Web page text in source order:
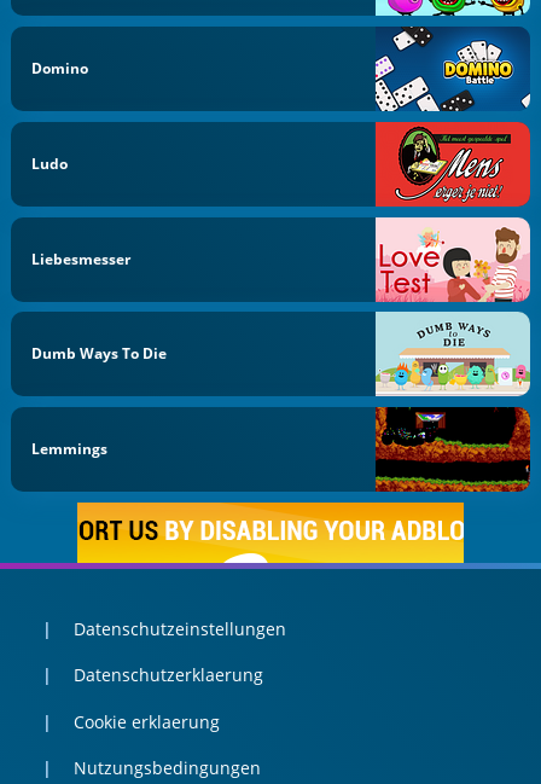
Domino
Ludo
Liebesmesser
Dumb Ways To Die
Lemmings
Datenschutzeinstellungen
Datenschutzerklaerung
Cookie erklaerung
Nutzungsbedingungen